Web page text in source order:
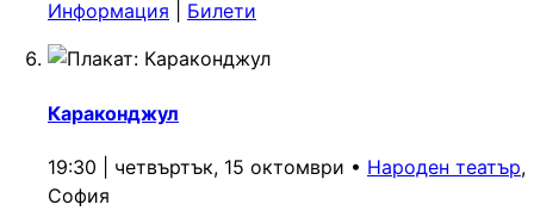
Информация
Билети
Караконджул
19:30 | четвъртък, 15 октомври • Народен театър,
София